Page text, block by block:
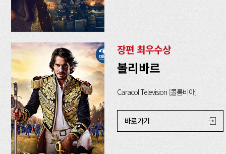
장편 최우수상
볼리바르
Caracol Television [콜롬비아]
바로가기